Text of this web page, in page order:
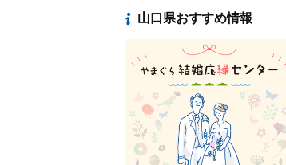
山口県おすすめ情報